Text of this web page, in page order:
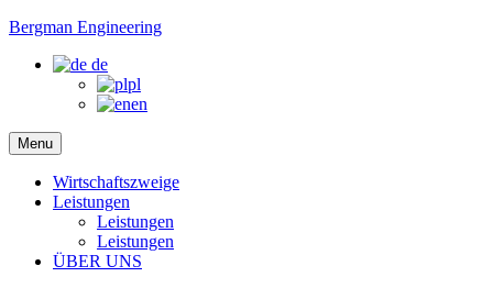
Bergman Engineering
de
pl
en
Menu
Wirtschaftszweige
Leistungen
Leistungen
Leistungen
ÜBER UNS